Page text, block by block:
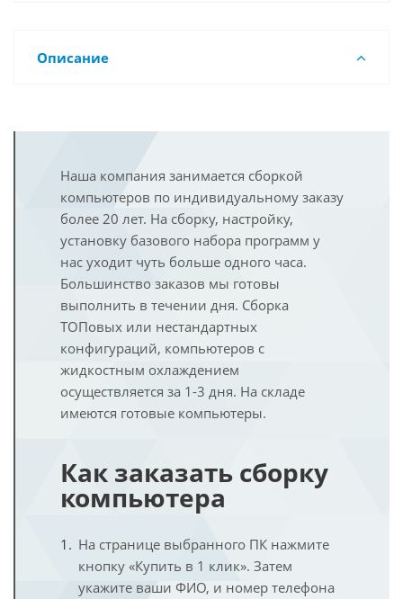
Описание
Наша компания занимается сборкой
компьютеров по индивидуальному заказу
более 20 лет. На сборку, настройку,
установку базового набора программ у
нас уходит чуть больше одного часа.
Большинство заказов мы готовы
выполнить в течении дня. Сборка
ТОПовых или нестандартных
конфигураций, компьютеров с
жидкостным охлаждением
осуществляется за 1-3 дня. На складе
имеются готовые компьютеры.
Как заказать сборку
компьютера
На странице выбранного ПК нажмите
кнопку «Купить в 1 клик». Затем
укажите ваши ФИО, и номер телефона